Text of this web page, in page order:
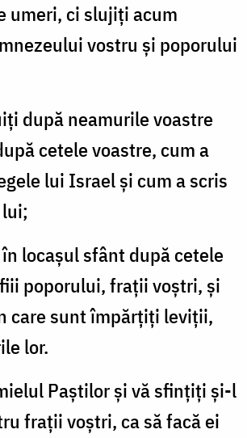
umeri, ci slujiţi acum
vostru şi poporului
după neamurile voastre
cetele voastre, cum a
lui Israel şi cum a scris
locaşul sfânt după cetele
poporului, fraţii voştri, şi
care sunt împărţiţi leviţii,
lor.
Paştilor şi vă sfinţiţi şi-l
fraţii voştri, ca să facă ei